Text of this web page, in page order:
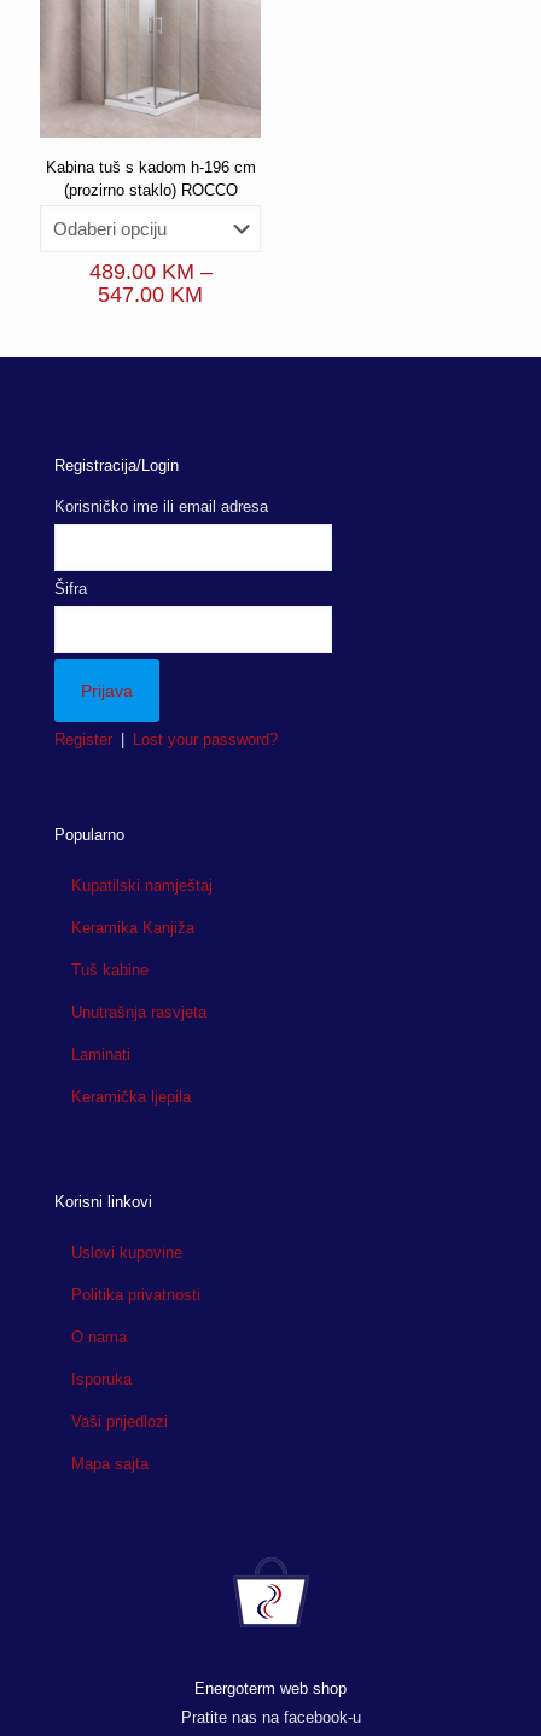
Kabina tuš s kadom h-196 cm
(prozirno staklo) ROCCO
489.00 KM –
547.00 KM
through
Registracija/Login
Korisničko ime ili email adresa
Šifra
Register Lost your password?
Popularno
Kupatilski namještaj
Keramika Kanjiža
Tuš kabine
Unutrašnja rasvjeta
Laminati
Keramička ljepila
Korisni linkovi
Uslovi kupovine
Politika privatnosti
O nama
Isporuka
Vaši prijedlozi
Mapa sajta
Energoterm web shop
Pratite nas na facebook-u